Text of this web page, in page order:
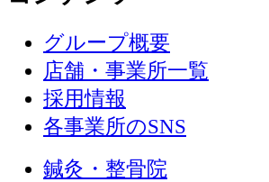
グループ概要
店舗・事業所一覧
採用情報
各事業所のSNS
鍼灸・整骨院